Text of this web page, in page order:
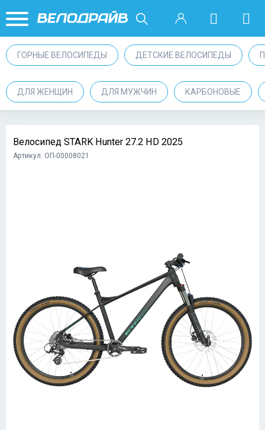
ГОРНЫЕ ВЕЛОСИПЕДЫ ДЕТСКИЕ ВЕЛОСИПЕДЫ
ДЛЯ ЖЕНЩИН ДЛЯ МУЖЧИН КАРБОНОВЫЕ
Велосипед STARK Hunter 27.2 HD 2025
Артикул: ОП-00008021